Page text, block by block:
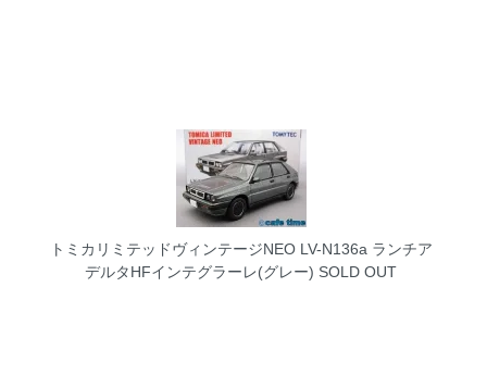
トミカリミテッドヴィンテージNEO LV-N136a ランチア
デルタHFインテグラーレ(グレー) SOLD OUT